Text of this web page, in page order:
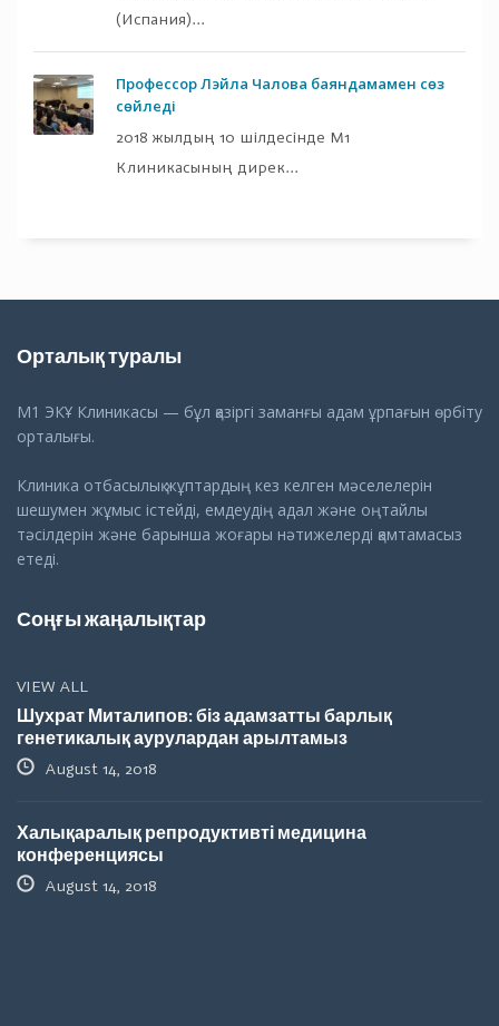
(Испания)...
Профессор Лэйла Чалова баяндамамен сөз
сөйледі
2018 жылдың 10 шілдесінде М1
Клиникасының дирек...
Орталық туралы
М1 ЭКҰ Клиникасы — бұл қазіргі заманғы адам ұрпағын өрбіту
орталығы.
Клиника отбасылық жұптардың кез келген мәселелерін
шешумен жұмыс істейді, емдеудің адал және оңтайлы
тәсілдерін және барынша жоғары нәтижелерді қамтамасыз
етеді.
Соңғы жаңалықтар
VIEW ALL
Шухрат Миталипов: біз адамзатты барлық
генетикалық аурулардан арылтамыз
August 14, 2018
Халықаралық репродуктивті медицина
конференциясы
August 14, 2018